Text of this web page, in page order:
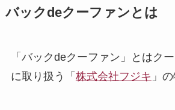
バックdeクーファンとは
「バックdeクーファン」とはク
に取り扱う「 株式会社フジキ 」